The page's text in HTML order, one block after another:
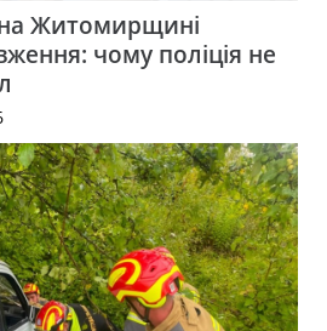
на Житомирщині
чому поліція не